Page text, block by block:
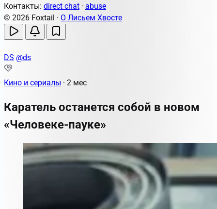
Контакты: direct chat · abuse
© 2026 Foxtail · О Лисьем Хвосте
DS @ds
Кино и сериалы · 2 мес
Каратель останется собой в новом
«Человеке-пауке»